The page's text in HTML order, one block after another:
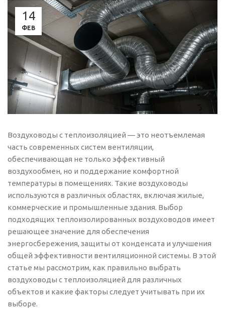
14
ФЕВ
Воздуховоды с теплоизоляцией — это неотъемлемая
часть современных систем вентиляции,
обеспечивающая не только эффективный
воздухообмен, но и поддержание комфортной
температуры в помещениях. Такие воздуховоды
используются в различных областях, включая жилые,
коммерческие и промышленные здания. Выбор
подходящих теплоизолированных воздуховодов имеет
решающее значение для обеспечения
энергосбережения, защиты от конденсата и улучшения
общей эффективности вентиляционной системы. В этой
статье мы рассмотрим, как правильно выбрать
воздуховоды с теплоизоляцией для различных
объектов и какие факторы следует учитывать при их
выборе.